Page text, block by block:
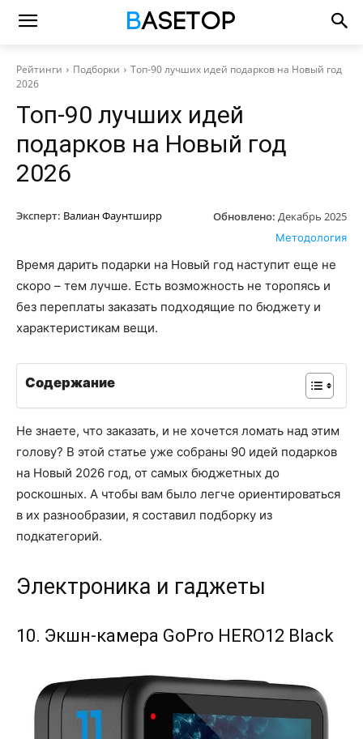
Рейтинги Подборки
Топ-90 лучших идей подарков на Новый год
2026
Топ-90 лучших идей
подарков на Новый год
2026
Эксперт: Валиан Фаунтширр Обновлено: Декабрь 2025
Методология
Время дарить подарки на Новый год наступит еще не
скоро – тем лучше. Есть возможность не торопясь и
без переплаты заказать подходящие по бюджету и
характеристикам вещи.
Содержание
Не знаете, что заказать, и не хочется ломать над этим
голову? В этой статье уже собраны 90 идей подарков
на Новый 2026 год, от самых бюджетных до
роскошных. А чтобы вам было легче ориентироваться
в их разнообразии, я составил подборку из
подкатегорий.
Электроника и гаджеты
10. Экшн-камера GoPro HERO12 Black